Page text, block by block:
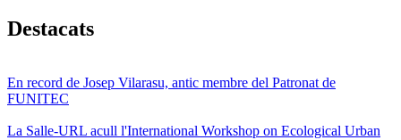
Destacats
En record de Josep Vilarasu, antic membre del Patronat de
FUNITEC
La Salle-URL acull l'International Workshop on Ecological Urban